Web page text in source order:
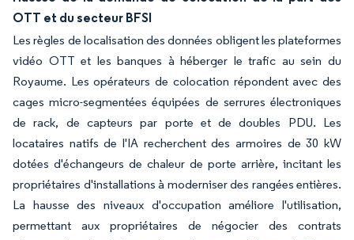
OTT et du secteur BFSI
Les règles de localisation des données obligent les plateformes
vidéo OTT et les banques à héberger le trafic au sein du
Royaume. Les opérateurs de colocation répondent avec des
cages micro-segmentées équipées de serrures électroniques
de rack, de capteurs par porte et de doubles PDU. Les
locataires natifs de l'IA recherchent des armoires de 30 kW
dotées d'échangeurs de chaleur de porte arrière, incitant les
propriétaires d'installations à moderniser des rangées entières.
La hausse des niveaux d'occupation améliore l'utilisation,
permettant aux propriétaires de négocier des contrats